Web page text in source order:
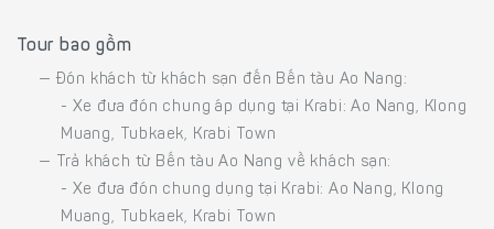
Tour bao gồm
— Đón khách từ khách sạn đến Bến tàu Ao Nang:
- Xe đưa đón chung áp dụng tại Krabi: Ao Nang, Klong
Muang, Tubkaek, Krabi Town
— Trả khách từ Bến tàu Ao Nang về khách sạn:
- Xe đưa đón chung dụng tại Krabi: Ao Nang, Klong
Muang, Tubkaek, Krabi Town